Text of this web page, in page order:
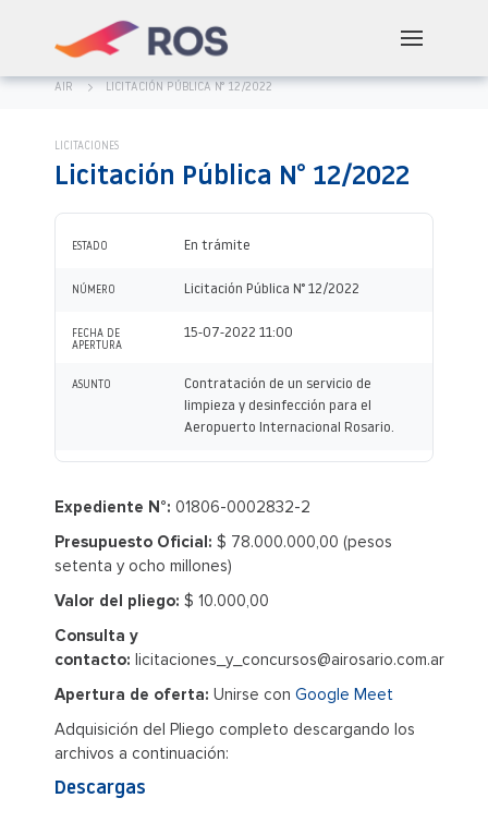
AIR LICITACIÓN PÚBLICA N° 12/2022
LICITACIONES
Licitación Pública N° 12/2022
ESTADO En trámite
NÚMERO Licitación Pública N° 12/2022
FECHA DE
APERTURA
15-07-2022 11:00
ASUNTO
Contratación de un servicio de
limpieza y desinfección para el
Aeropuerto Internacional Rosario.
Expediente N°: 01806-0002832-2
Presupuesto Oficial: $ 78.000.000,00 (pesos
setenta y ocho millones)
Valor del pliego: $ 10.000,00
Consulta y
contacto: licitaciones_y_concursos@airosario.com.ar
Apertura de oferta: Unirse con Google Meet
Adquisición del Pliego completo descargando los
archivos a continuación:
Descargas